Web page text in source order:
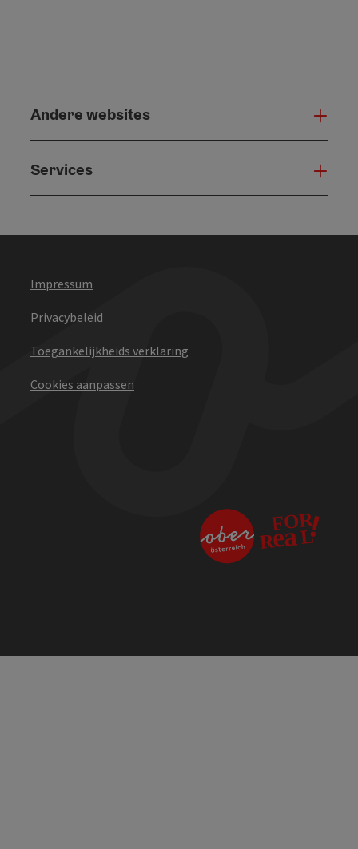
Andere websites
Services
Impressum
Privacybeleid
Toegankelijkheids verklaring
Cookies aanpassen